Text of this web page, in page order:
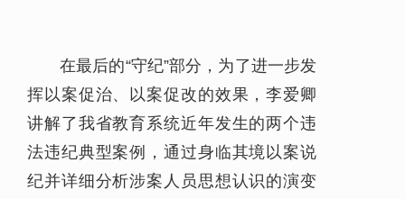
在最后的“守纪”部分，为了进一步发
挥以案促治、以案促改的效果，李爱卿
讲解了我省教育系统近年发生的两个违
法违纪典型案例，通过身临其境以案说
纪并详细分析涉案人员思想认识的演变